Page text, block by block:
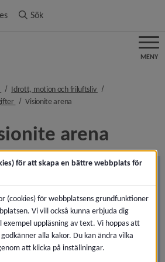
Sök
MENY
nivå i brödsmulenavigeringen
Idrott, motion och friluftsliv nivå i
nivå i brödsmulenavigeringen
Visionite arenanivå i brödsmulenavigeringen
arena
stängd för bokning till 14
rustas just nu upp. Under
framkommit som inte var
gör att arbetet tar längre tid
för att skapa en bättre webbplats för
(cookies) för webbplatsens grundfunktioner
Vi vill också kunna erbjuda dig
uppläsning av text. Vi hoppas att
alla kakor. Du kan ändra vilka
att klicka på inställningar.